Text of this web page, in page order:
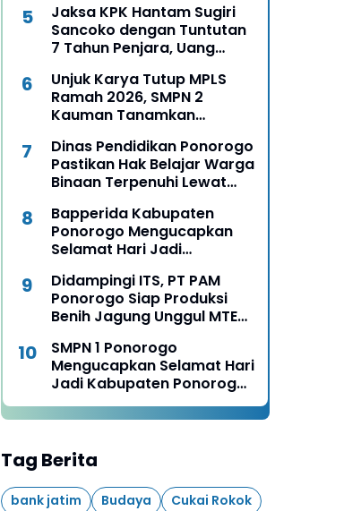
Pengusaha Muda
Jaksa KPK Hantam Sugiri
Sancoko dengan Tuntutan
7 Tahun Penjara, Uang
Unjuk Karya Tutup MPLS
Ramah 2026, SMPN 2
Kauman Tanamkan
Percaya Diri Siswa Baru
Dinas Pendidikan Ponorogo
Pastikan Hak Belajar Warga
Binaan Terpenuhi Lewat
Kesetaraan
Bapperida Kabupaten
Ponorogo Mengucapkan
Selamat Hari Jadi
530, 11 Agustus 1496 - 11
Agustus 2026
Didampingi ITS, PT PAM
Ponorogo Siap Produksi
Benih Jagung Unggul MTE
Langsung Pesan untuk 13
Ribu Hektare
SMPN 1 Ponorogo
Mengucapkan Selamat Hari
Jadi Kabupaten Ponorogo
Agustus 2026
Tag Berita
bank jatim Budaya
Cukai Rokok